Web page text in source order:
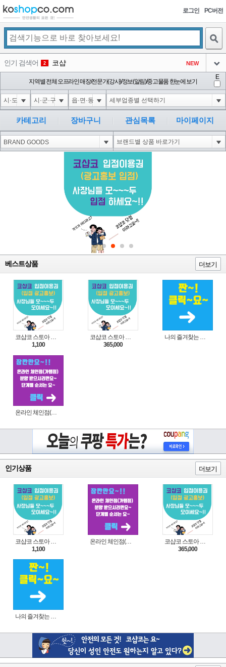
로그인 PC버전
인기 검색어 2 코샵 NEW
3 익스
아이콘
4 미끄럼방지
아이콘
5 대성설렁탕
아이콘
-16
6 1-1 waitfor delay '0:0:15' --
아이콘
-1
1
지역별 전체 오프라인 매장/전문가(강사)/정보(알림)/중고물품 한눈에 보기
E
카테고리 장바구니 관심목록 마이페이지
베스트상품 더보기
코샵코 스토아 입점 1일 이용권
1,100
코샵코 스토아 입점 1년 이용권
365,000
나의 즐겨찾는 상품 리스트로 편리하게 주문하세요~(쿠팡 다이나믹 배너)
온라인 체인점(가맹점) 분양순서(필독)
인기상품 더보기
1,100
온라인 체인점(가맹점) 분양순서(필독)
365,000